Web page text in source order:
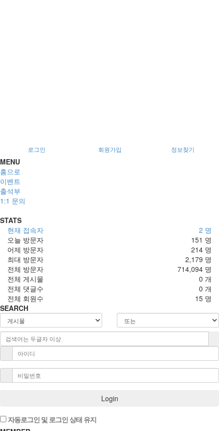
로그인 회원가입 정보찾기
MENU
홈으로
이벤트
출석부
1:1 문의
STATS
2 명
현재 접속자
151 명
오늘 방문자
214 명
어제 방문자
2,179 명
최대 방문자
714,094 명
전체 방문자
0 개
전체 게시물
0 개
전체 댓글수
15 명
전체 회원수
SEARCH
Login
자동로그인 및 로그인 상태 유지